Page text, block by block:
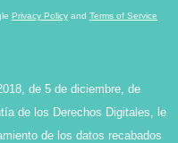
Privacy Policy and Terms of Service
de 5 de diciembre, de
de los Derechos Digitales, le
de los datos recabados